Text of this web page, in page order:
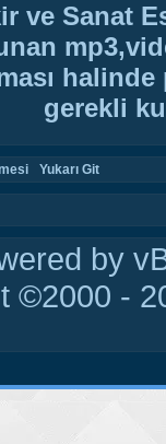
ve Sanat
gerekli
Yukarı Git
by
©2000 -